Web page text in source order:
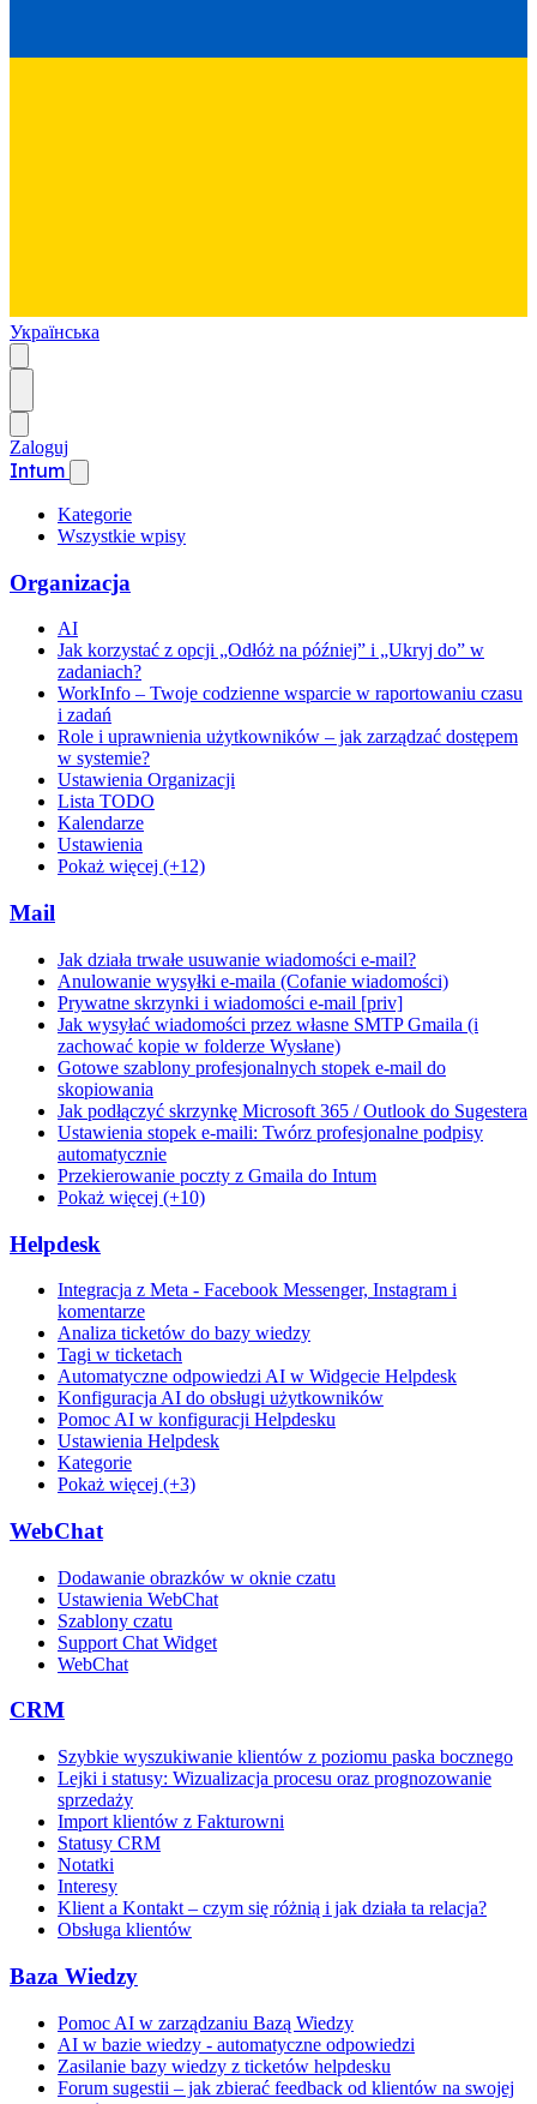
Українська
Zaloguj
Intum
Kategorie
Wszystkie wpisy
Organizacja
AI
Jak korzystać z opcji „Odłóż na później” i „Ukryj do” w
zadaniach?
WorkInfo – Twoje codzienne wsparcie w raportowaniu czasu
i zadań
Role i uprawnienia użytkowników – jak zarządzać dostępem
w systemie?
Ustawienia Organizacji
Lista TODO
Kalendarze
Ustawienia
Pokaż więcej (+12)
Mail
Jak działa trwałe usuwanie wiadomości e-mail?
Anulowanie wysyłki e-maila (Cofanie wiadomości)
Prywatne skrzynki i wiadomości e-mail [priv]
Jak wysyłać wiadomości przez własne SMTP Gmaila (i
zachować kopie w folderze Wysłane)
Gotowe szablony profesjonalnych stopek e-mail do
skopiowania
Jak podłączyć skrzynkę Microsoft 365 / Outlook do Sugestera
Ustawienia stopek e-maili: Twórz profesjonalne podpisy
automatycznie
Przekierowanie poczty z Gmaila do Intum
Pokaż więcej (+10)
Helpdesk
Integracja z Meta - Facebook Messenger, Instagram i
komentarze
Analiza ticketów do bazy wiedzy
Tagi w ticketach
Automatyczne odpowiedzi AI w Widgecie Helpdesk
Konfiguracja AI do obsługi użytkowników
Pomoc AI w konfiguracji Helpdesku
Ustawienia Helpdesk
Kategorie
Pokaż więcej (+3)
WebChat
Dodawanie obrazków w oknie czatu
Ustawienia WebChat
Szablony czatu
Support Chat Widget
WebChat
CRM
Szybkie wyszukiwanie klientów z poziomu paska bocznego
Lejki i statusy: Wizualizacja procesu oraz prognozowanie
sprzedaży
Import klientów z Fakturowni
Statusy CRM
Notatki
Interesy
Klient a Kontakt – czym się różnią i jak działa ta relacja?
Obsługa klientów
Baza Wiedzy
Pomoc AI w zarządzaniu Bazą Wiedzy
AI w bazie wiedzy - automatyczne odpowiedzi
Zasilanie bazy wiedzy z ticketów helpdesku
Forum sugestii – jak zbierać feedback od klientów na swojej